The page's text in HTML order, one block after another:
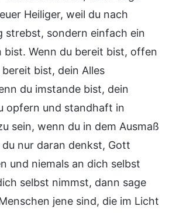
Heiliger, weil du nach
strebst, sondern einfach ein
bist. Wenn du bereit bist, offen
bist, dein Alles
du imstande bist, dein
opfern und standhaft in
sein, wenn du in dem Ausmaß
nur daran denkst, Gott
und niemals an dich selbst
selbst nimmst, dann sage
jene sind, die im Licht